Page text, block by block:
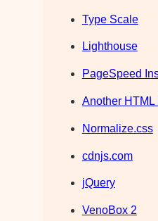
Type Scale
Lighthouse
PageSpeed
Another HTML
Normalize.css
cdnjs.com
jQuery
VenoBox 2